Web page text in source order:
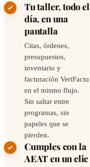
Tu taller, todo el
día, en una
pantalla
Citas, órdenes,
presupuestos,
inventario y
facturación VeriFactu
en el mismo flujo.
Sin saltar entre
programas, sin
papeles que se
pierden.
Cumples con la
AEAT en un clic